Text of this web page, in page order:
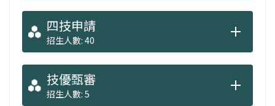
讓學生成為能掌握國內外趨勢、具備溝通特質
的幕前幕後專業人員。畢業生之就業範圍廣
泛，涵蓋了音樂創作、舞台燈光音響、活動企
劃及音樂版權管理等高產值領域。
詳細資訊請參閱系所網址：
四技申請
招生人數: 40
技優甄審
招生人數: 5